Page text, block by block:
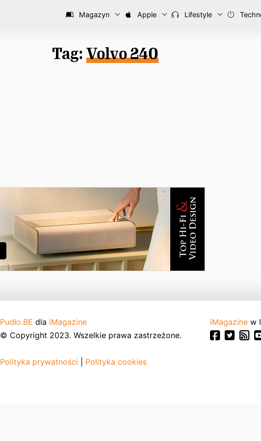
Magazyn Apple Lifestyle
Tag: Volvo 240
Pudło.BE dla iMagazine
© Copyright 2023. Wszelkie prawa zastrzeżone.
Polityka prywatności Polityka cookies
iMagazine w